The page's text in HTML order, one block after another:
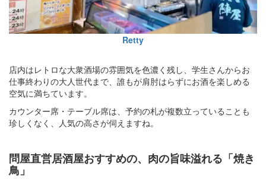
Retty
店内はレトロな大衆酒場の雰囲気を色濃く残し、学生さんからお
仕事終わりの大人世代まで、誰もが肩肘はらずにお酒を楽しめる
空気に満ちています。
カウンター席・テーブル席は、予約の札が複数立っていることも
珍しくなく、人気の高さが伺えますね。
問屋直営居酒屋おすすめの、肉の旨味溢れる「焼き
鳥」